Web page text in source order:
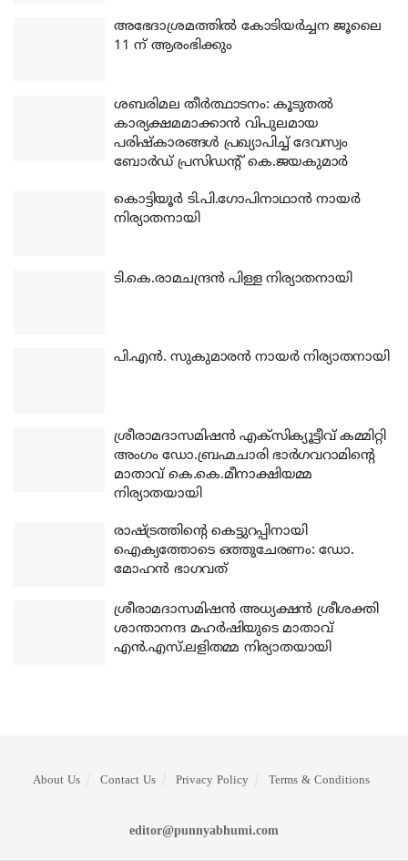
അഭേദാശ്രമത്തില്‍ കോടിയര്‍ച്ചന ജൂലൈ
11 ന് ആരംഭിക്കും
ശബരിമല തീര്‍ത്ഥാടനം: കൂടുതല്‍
കാര്യക്ഷമമാക്കാന്‍ വിപുലമായ
പരിഷ്‌കാരങ്ങള്‍ പ്രഖ്യാപിച്ച് ദേവസ്വം
ബോര്‍ഡ് പ്രസിഡന്റ് കെ.ജയകുമാര്‍
കൊട്ടിയൂര്‍ ടി.പി.ഗോപിനാഥാന്‍ നായര്‍
നിര്യാതനായി
ടി.കെ.രാമചന്ദ്രന്‍ പിള്ള നിര്യാതനായി
പി.എന്‍. സുകുമാരന്‍ നായര്‍ നിര്യാതനായി
ശ്രീരാമദാസമിഷന്‍ എക്‌സിക്യൂട്ടീവ് കമ്മിറ്റി
അംഗം ഡോ.ബ്രഹ്മചാരി ഭാര്‍ഗവറാമിന്റെ
മാതാവ് കെ.കെ.മീനാക്ഷിയമ്മ
നിര്യാതയായി
രാഷ്ട്രത്തിന്റെ കെട്ടുറപ്പിനായി
ഐക്യത്തോടെ ഒത്തുചേരണം: ഡോ.
മോഹന്‍ ഭാഗവത്
ശ്രീരാമദാസമിഷന്‍ അധ്യക്ഷന്‍ ശ്രീശക്തി
ശാന്താനന്ദ മഹര്‍ഷിയുടെ മാതാവ്
എന്‍.എസ്.ലളിതമ്മ നിര്യാതയായി
About Us Contact Us Privacy Policy Terms & Conditions
editor@punnyabhumi.com